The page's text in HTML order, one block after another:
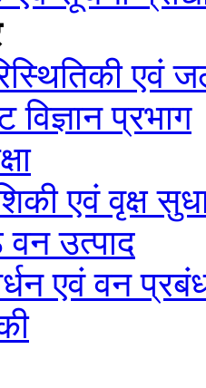
एवं
विज्ञान प्रभाग
एवं वृक्ष
उत्पाद
एवं वन